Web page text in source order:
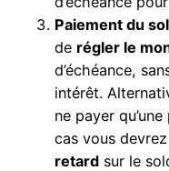
Paiement du
de régler le
d’échéance,
intérêt.
ne payer
cas vous
retard sur le